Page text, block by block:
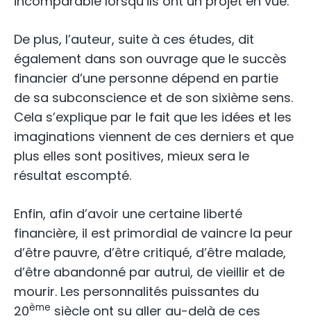
De plus, l’auteur, suite à ces études, dit
également dans son ouvrage que le succès
financier d’une personne dépend en partie
de sa subconscience et de son sixième sens.
Cela s’explique par le fait que les idées et les
imaginations viennent de ces derniers et que
plus elles sont positives, mieux sera le
résultat escompté.
Enfin, afin d’avoir une certaine liberté
financière, il est primordial de vaincre la peur
d’être pauvre, d’être critiqué, d’être malade,
d’être abandonné par autrui, de vieillir et de
mourir. Les personnalités puissantes du
20ème siècle ont su aller au-delà de ces